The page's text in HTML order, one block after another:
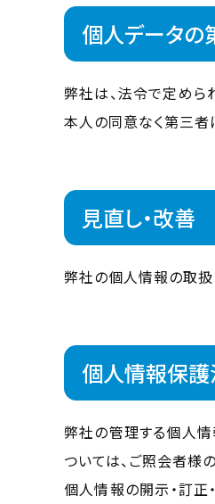
個人データ
弊社は、法令で定め
本人の同意なく第三者
見直し・改善
弊社の個人情報の取扱
個人情報保護
弊社の管理する個人情
ついては、ご照会者様
個人情報の開示・訂正